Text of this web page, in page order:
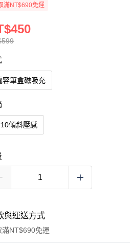
滿NT$690免運
容筆盒磁吸充
傾斜壓感
與運送方式
滿NT$690免運